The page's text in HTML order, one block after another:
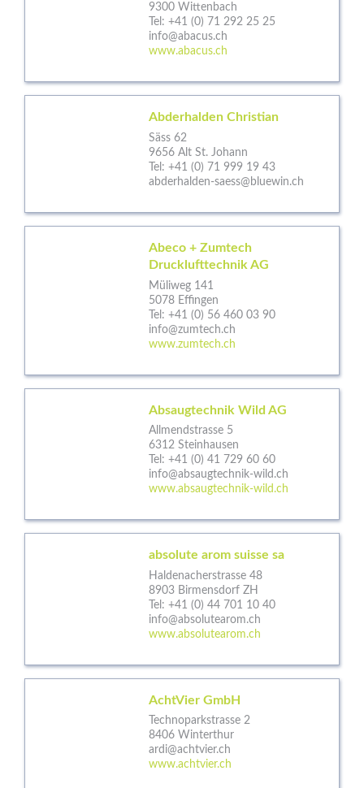
9300 Wittenbach
Tel: +41 (0) 71 292 25 25
info@abacus.ch
www.abacus.ch
Abderhalden Christian
Säss 62
9656 Alt St. Johann
Tel: +41 (0) 71 999 19 43
abderhalden-saess@bluewin.ch
Abeco + Zumtech
Drucklufttechnik AG
Müliweg 141
5078 Effingen
Tel: +41 (0) 56 460 03 90
info@zumtech.ch
www.zumtech.ch
Absaugtechnik Wild AG
Allmendstrasse 5
6312 Steinhausen
Tel: +41 (0) 41 729 60 60
info@absaugtechnik-wild.ch
www.absaugtechnik-wild.ch
absolute arom suisse sa
Haldenacherstrasse 48
8903 Birmensdorf ZH
Tel: +41 (0) 44 701 10 40
info@absolutearom.ch
www.absolutearom.ch
AchtVier GmbH
Technoparkstrasse 2
8406 Winterthur
ardi@achtvier.ch
www.achtvier.ch